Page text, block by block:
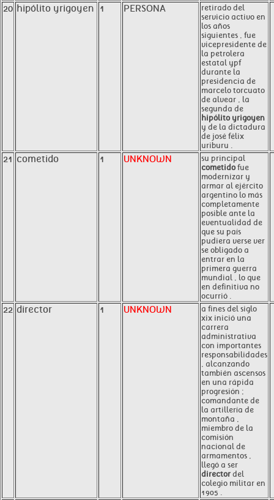
20 hipólito yrigoyen 1 PERSONA
retirado del
servicio activo en
los años
siguientes , fue
vicepresidente de
la petrolera
estatal ypf
durante la
presidencia de
marcelo torcuato
de alvear , la
segunda de
hipólito yrigoyen
y de la dictadura
de josé félix
uriburu .
21 cometido 1 UNKNOWN
su principal
cometidofue
modernizar y
armar al ejército
argentino lo más
completamente
posible ante la
eventualidad de
que su país
pudiera verse ver
se obligado a
entrar en la
primera guerra
mundial , lo que
en definitiva no
ocurrió .
22 director 1 UNKNOWN
a fines del siglo
xix inició una
carrera
administrativa
con importantes
responsabilidades
, alcanzando
también ascensos
en una rápida
progresión ;
comandante de
la artillería de
montaña ,
miembro de la
comisión
nacional de
armamentos ,
llegó a ser
director del
colegio militar en
1905 .